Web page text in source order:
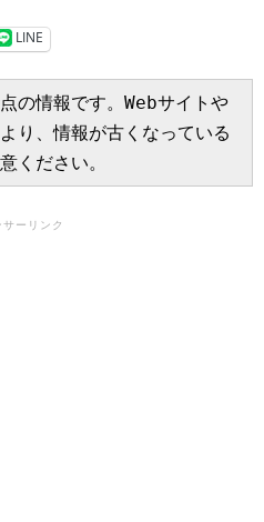
LINE
の情報です。Webサイトや
り、情報が古くなっている
ください。
サーリンク